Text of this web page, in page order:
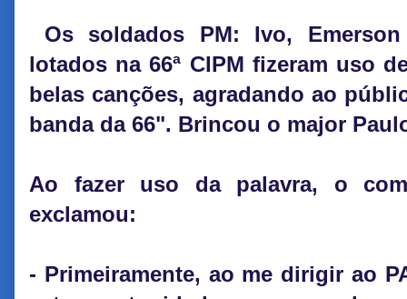
Os soldados PM: Ivo,
lotados na 66ª CIPM fizeram uso
belas canções, agradando ao
banda da 66". Brincou o major
Ao fazer uso da palavra, o
exclamou:
- Primeiramente, ao me dirigir ao